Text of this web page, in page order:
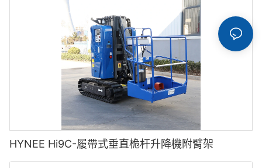
HYNEE Hi9C-履帶式垂直桅杆升降機附臂架